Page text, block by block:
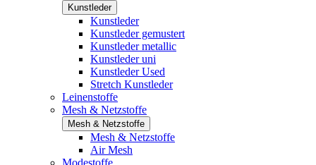
Kunstleder
Kunstleder
Kunstleder gemustert
Kunstleder metallic
Kunstleder uni
Kunstleder Used
Stretch Kunstleder
Leinenstoffe
Mesh & Netzstoffe
Mesh & Netzstoffe
Mesh & Netzstoffe
Air Mesh
Modestoffe